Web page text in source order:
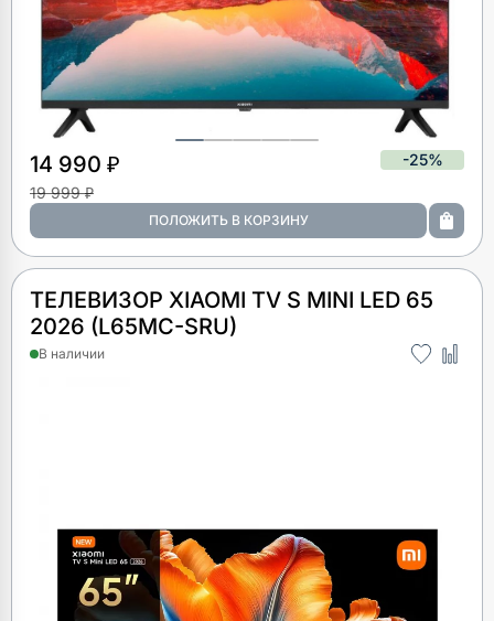
14 990 ₽
-25%
19 999 ₽
ТЕЛЕВИЗОР XIAOMI TV S MINI LED 65
2026 (L65MC-SRU)
В наличии